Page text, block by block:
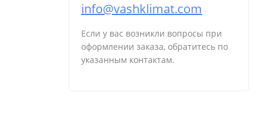
info@vashklimat.com
Если у вас возникли вопросы при
оформлении заказа, обратитесь по
указанным контактам.